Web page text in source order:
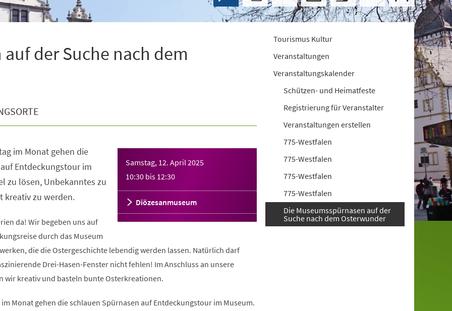
der Suche nach dem
Samstag, 12. April 2025
10:30 bis 12:30
Diözesanmuseum
im Monat gehen die
Entdeckungstour im
zu lösen, Unbekanntes zu
kreativ zu werden.
da! Wir begeben uns auf
durch das Museum
die die Ostergeschichte lebendig werden lassen. Natürlich darf
Drei-Hasen-Fenster nicht fehlen! Im Anschluss an unsere
wir kreativ und basteln bunte Osterkreationen.
Monat gehen die schlauen Spürnasen auf Entdeckungstour im Museum.
Tourismus Kultur
Veranstaltungen
Veranstaltungskalender
Schützen- und Heimatfeste
Registrierung für Veranstalter
Veranstaltungen erstellen
775-Westfalen
775-Westfalen
775-Westfalen
775-Westfalen
Die Museumsspürnasen auf der
Suche nach dem Osterwunder